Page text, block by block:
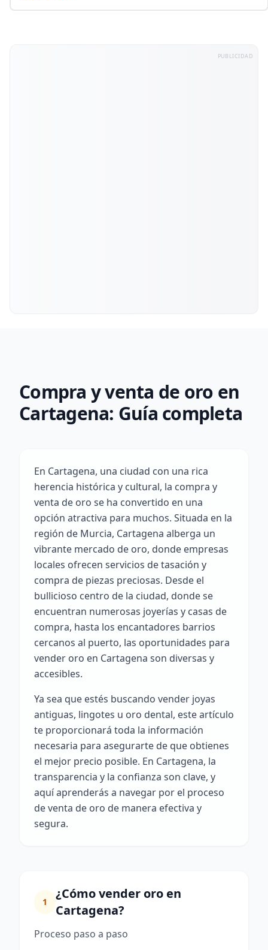
PUBLICIDAD
Compra y venta de oro en
Cartagena: Guía completa
En Cartagena, una ciudad con una rica
herencia histórica y cultural, la compra y
venta de oro se ha convertido en una
opción atractiva para muchos. Situada en la
región de Murcia, Cartagena alberga un
vibrante mercado de oro, donde empresas
locales ofrecen servicios de tasación y
compra de piezas preciosas. Desde el
bullicioso centro de la ciudad, donde se
encuentran numerosas joyerías y casas de
compra, hasta los encantadores barrios
cercanos al puerto, las oportunidades para
vender oro en Cartagena son diversas y
accesibles.
Ya sea que estés buscando vender joyas
antiguas, lingotes u oro dental, este artículo
te proporcionará toda la información
necesaria para asegurarte de que obtienes
el mejor precio posible. En Cartagena, la
transparencia y la confianza son clave, y
aquí aprenderás a navegar por el proceso
de venta de oro de manera efectiva y
segura.
1
¿Cómo vender oro en
Cartagena?
Proceso paso a paso